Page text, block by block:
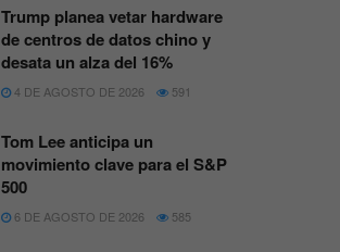
Trump planea vetar hardware
de centros de datos chino y
desata un alza del 16%
4 DE AGOSTO DE 2026 591
Tom Lee anticipa un
movimiento clave para el S&P
500
6 DE AGOSTO DE 2026 585